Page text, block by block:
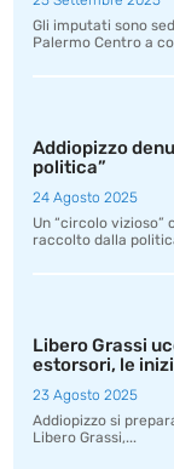
Gli imputati sono
Palermo Centro a
Addiopizzo
politica”
24 Agosto 2025
Un “circolo vizioso”
raccolto dalla
Libero Grassi
estorsori, le
23 Agosto 2025
Addiopizzo si
Libero Grassi,...